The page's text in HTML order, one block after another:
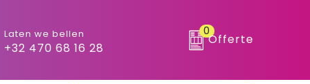
Laten we bellen
+32 470 68 16 28
0
Offerte